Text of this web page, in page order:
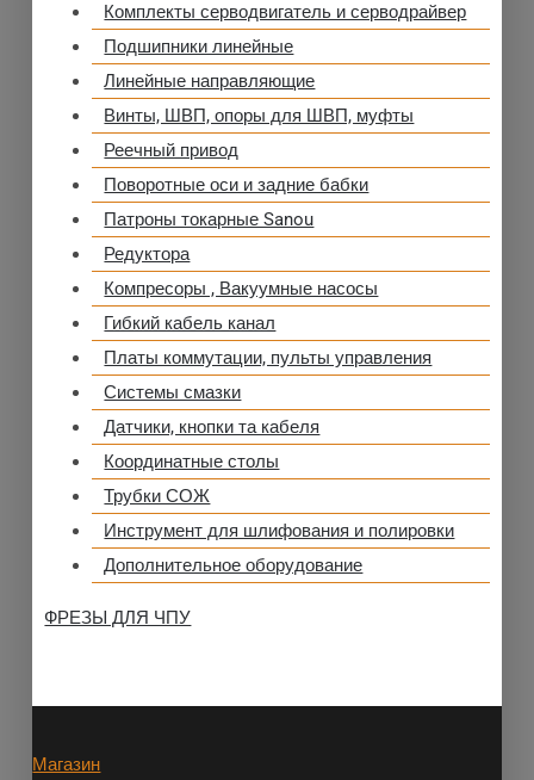
Комплекты серводвигатель и серводрайвер
Подшипники линейные
Линейные направляющие
Винты, ШВП, опоры для ШВП, муфты
Реечный привод
Поворотные оси и задние бабки
Патроны токарные Sanou
Редуктора
Компресоры , Вакуумные насосы
Гибкий кабель канал
Платы коммутации, пульты управления
Системы смазки
Датчики, кнопки та кабеля
Координатные столы
Трубки СОЖ
Инструмент для шлифования и полировки
Дополнительное оборудование
ФРЕЗЫ ДЛЯ ЧПУ
Магазин